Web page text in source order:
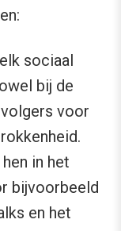
sociaal
bij de
voor
in het
bijvoorbeeld
en het